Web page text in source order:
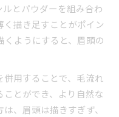
とパウダーを組み合わ
描き足すことがポイン
くようにすると、眉頭の
併用することで、毛流れ
とができ、より自然な
、眉頭は描きすぎず、